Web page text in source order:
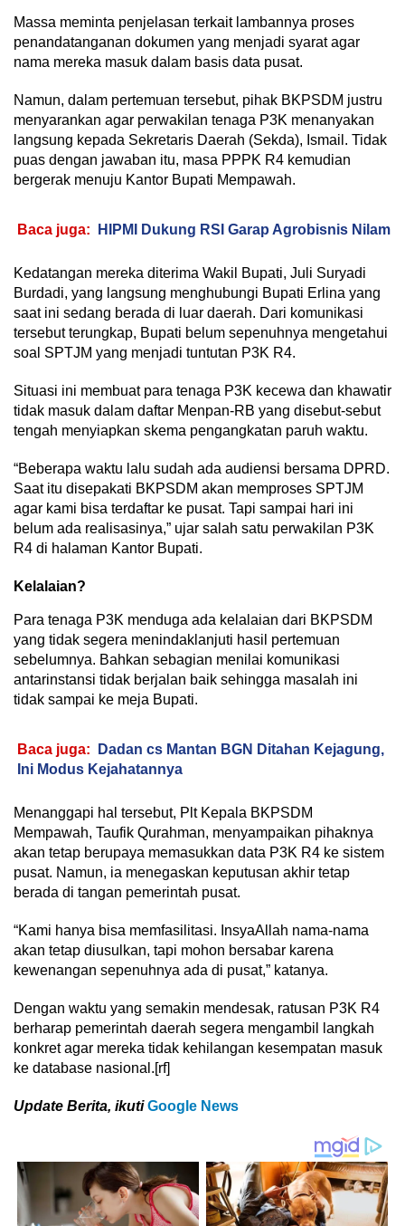
Massa meminta penjelasan terkait lambannya proses
penandatanganan dokumen yang menjadi syarat agar
nama mereka masuk dalam basis data pusat.
Namun, dalam pertemuan tersebut, pihak BKPSDM justru
menyarankan agar perwakilan tenaga P3K menanyakan
langsung kepada Sekretaris Daerah (Sekda), Ismail. Tidak
puas dengan jawaban itu, masa PPPK R4 kemudian
bergerak menuju Kantor Bupati Mempawah.
Baca juga: HIPMI Dukung RSI Garap Agrobisnis Nilam
Kedatangan mereka diterima Wakil Bupati, Juli Suryadi
Burdadi, yang langsung menghubungi Bupati Erlina yang
saat ini sedang berada di luar daerah. Dari komunikasi
tersebut terungkap, Bupati belum sepenuhnya mengetahui
soal SPTJM yang menjadi tuntutan P3K R4.
Situasi ini membuat para tenaga P3K kecewa dan khawatir
tidak masuk dalam daftar Menpan-RB yang disebut-sebut
tengah menyiapkan skema pengangkatan paruh waktu.
“Beberapa waktu lalu sudah ada audiensi bersama DPRD.
Saat itu disepakati BKPSDM akan memproses SPTJM
agar kami bisa terdaftar ke pusat. Tapi sampai hari ini
belum ada realisasinya,” ujar salah satu perwakilan P3K
R4 di halaman Kantor Bupati.
Kelalaian?
Para tenaga P3K menduga ada kelalaian dari BKPSDM
yang tidak segera menindaklanjuti hasil pertemuan
sebelumnya. Bahkan sebagian menilai komunikasi
antarinstansi tidak berjalan baik sehingga masalah ini
tidak sampai ke meja Bupati.
Baca juga:
Dadan cs Mantan BGN Ditahan Kejagung,
Ini Modus Kejahatannya
Menanggapi hal tersebut, Plt Kepala BKPSDM
Mempawah, Taufik Qurahman, menyampaikan pihaknya
akan tetap berupaya memasukkan data P3K R4 ke sistem
pusat. Namun, ia menegaskan keputusan akhir tetap
berada di tangan pemerintah pusat.
“Kami hanya bisa memfasilitasi. InsyaAllah nama-nama
akan tetap diusulkan, tapi mohon bersabar karena
kewenangan sepenuhnya ada di pusat,” katanya.
Dengan waktu yang semakin mendesak, ratusan P3K R4
berharap pemerintah daerah segera mengambil langkah
konkret agar mereka tidak kehilangan kesempatan masuk
ke database nasional.[rf]
Update Berita, ikutiGoogle News